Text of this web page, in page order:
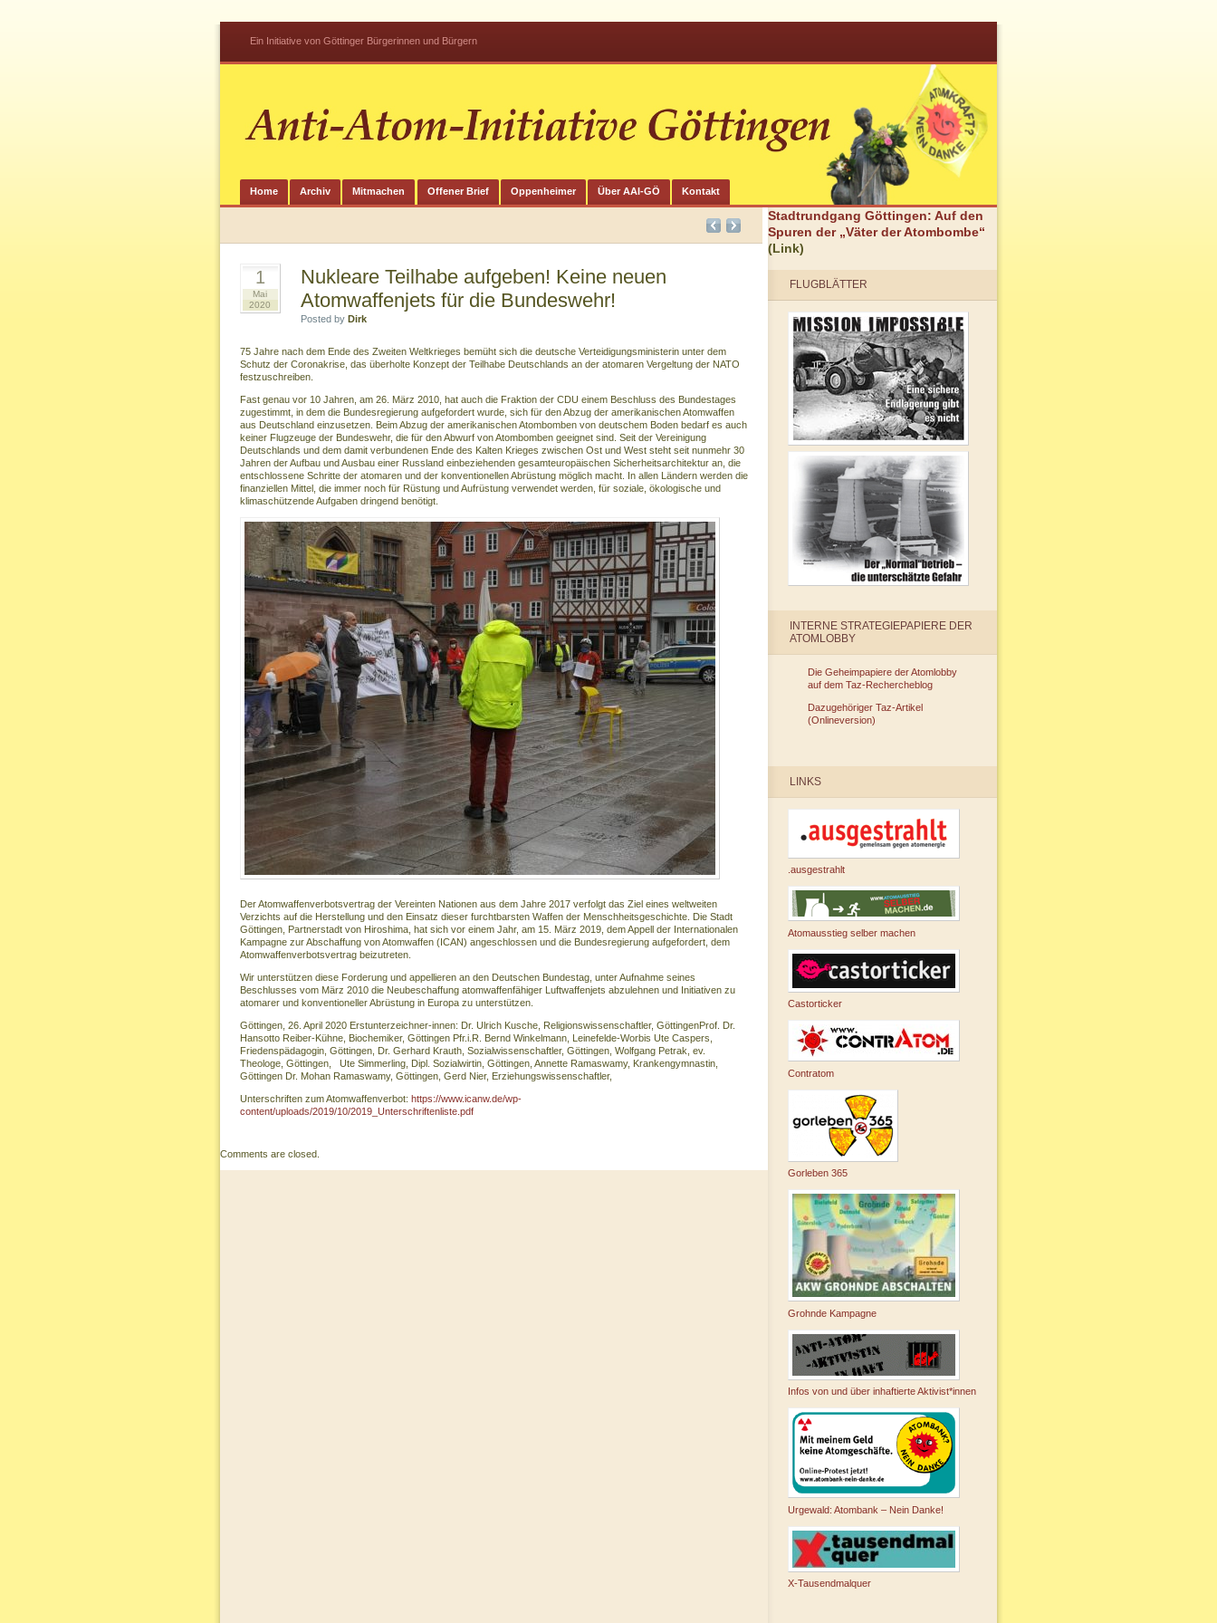
Ein Initiative von Göttinger Bürgerinnen und Bürgern
Home Archiv Mitmachen Offener Brief Oppenheimer Über AAI-GÖ Kontakt
1
Mai
2020
Nukleare Teilhabe aufgeben! Keine neuen
Atomwaffenjets für die Bundeswehr!
Posted by Dirk
75 Jahre nach dem Ende des Zweiten Weltkrieges bemüht sich die deutsche Verteidigungsministerin unter dem
Schutz der Coronakrise, das überholte Konzept der Teilhabe Deutschlands an der atomaren Vergeltung der NATO
festzuschreiben.
Fast genau vor 10 Jahren, am 26. März 2010, hat auch die Fraktion der CDU einem Beschluss des Bundestages
zugestimmt, in dem die Bundesregierung aufgefordert wurde, sich für den Abzug der amerikanischen Atomwaffen
aus Deutschland einzusetzen. Beim Abzug der amerikanischen Atombomben von deutschem Boden bedarf es auch
keiner Flugzeuge der Bundeswehr, die für den Abwurf von Atombomben geeignet sind. Seit der Vereinigung
Deutschlands und dem damit verbundenen Ende des Kalten Krieges zwischen Ost und West steht seit nunmehr 30
Jahren der Aufbau und Ausbau einer Russland einbeziehenden gesamteuropäischen Sicherheitsarchitektur an, die
entschlossene Schritte der atomaren und der konventionellen Abrüstung möglich macht. In allen Ländern werden die
finanziellen Mittel, die immer noch für Rüstung und Aufrüstung verwendet werden, für soziale, ökologische und
klimaschützende Aufgaben dringend benötigt.
Der Atomwaffenverbotsvertrag der Vereinten Nationen aus dem Jahre 2017 verfolgt das Ziel eines weltweiten
Verzichts auf die Herstellung und den Einsatz dieser furchtbarsten Waffen der Menschheitsgeschichte. Die Stadt
Göttingen, Partnerstadt von Hiroshima, hat sich vor einem Jahr, am 15. März 2019, dem Appell der Internationalen
Kampagne zur Abschaffung von Atomwaffen (ICAN) angeschlossen und die Bundesregierung aufgefordert, dem
Atomwaffenverbotsvertrag beizutreten.
Wir unterstützen diese Forderung und appellieren an den Deutschen Bundestag, unter Aufnahme seines
Beschlusses vom März 2010 die Neubeschaffung atomwaffenfähiger Luftwaffenjets abzulehnen und Initiativen zu
atomarer und konventioneller Abrüstung in Europa zu unterstützen.
Göttingen, 26. April 2020 Erstunterzeichner-innen: Dr. Ulrich Kusche, Religionswissenschaftler, GöttingenProf. Dr.
Hansotto Reiber-Kühne, Biochemiker, Göttingen Pfr.i.R. Bernd Winkelmann, Leinefelde-Worbis Ute Caspers,
Friedenspädagogin, Göttingen, Dr. Gerhard Krauth, Sozialwissenschaftler, Göttingen, Wolfgang Petrak, ev.
Theologe, Göttingen, Ute Simmerling, Dipl. Sozialwirtin, Göttingen, Annette Ramaswamy, Krankengymnastin,
Göttingen Dr. Mohan Ramaswamy, Göttingen, Gerd Nier, Erziehungswissenschaftler,
Unterschriften zum Atomwaffenverbot: https://www.icanw.de/wp-
content/uploads/2019/10/2019_Unterschriftenliste.pdf
Comments are closed.
Stadtrundgang Göttingen: Auf den
Spuren der „Väter der Atombombe“
(Link)
FLUGBLÄTTER
INTERNE STRATEGIEPAPIERE DER
ATOMLOBBY
Die Geheimpapiere der Atomlobby
auf dem Taz-Rechercheblog
Dazugehöriger Taz-Artikel
(Onlineversion)
LINKS
.ausgestrahlt
Atomausstieg selber machen
Castorticker
Contratom
Gorleben 365
Grohnde Kampagne
Infos von und über inhaftierte Aktivist*innen
Urgewald: Atombank – Nein Danke!
X-Tausendmalquer